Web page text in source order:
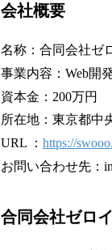
会社概要
名称：合同会社ゼ
事業内容：Web開
資本金：200万円
所在地：東京都中
URL ： https://
お問い合わせ先：
合同会社ゼロ